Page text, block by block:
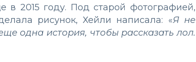
в 2015 году. Под старой фотографией,
рисунок, Хейли написала: «Я не
одна история, чтобы рассказать лол.